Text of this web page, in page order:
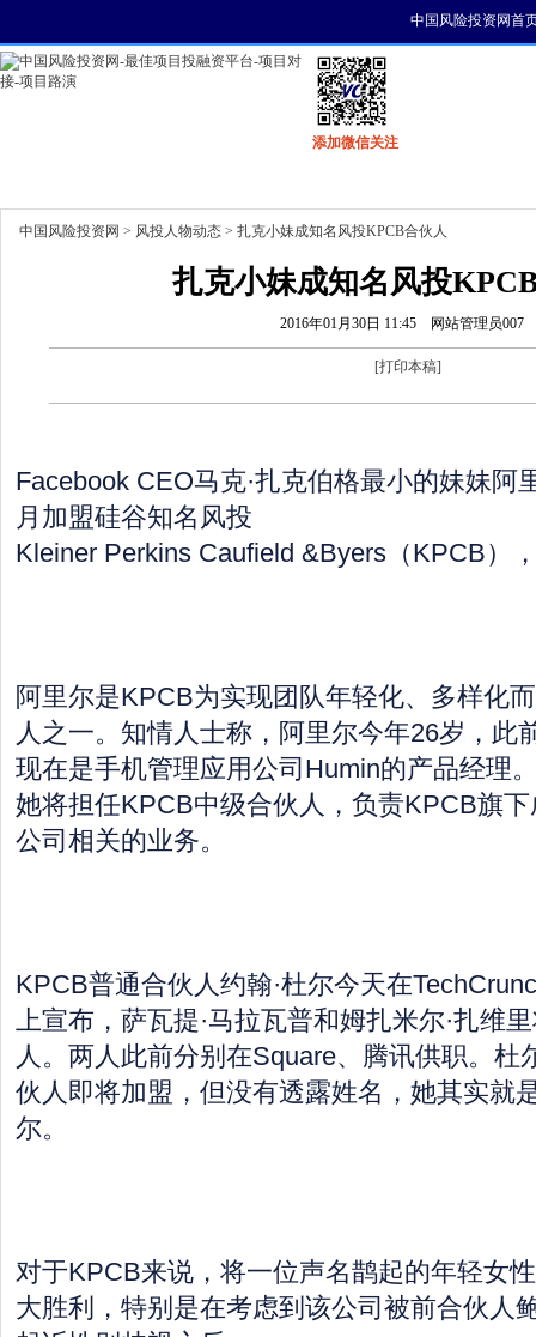
中国风险投资网首
添加微信关注
中国风险投资网 > 风投人物动态 > 扎克小妹成知名风投KPCB合伙人
扎克小妹成知名风投
2016年01月30日 11:45 网站管理员007
[打印本稿]
Facebook CEO马克·扎克伯格最小的妹妹阿
月加盟硅谷知名风投
Kleiner Perkins Caufield &Byers（KPCB）
阿里尔是KPCB为实现团队年轻化、多样化
人之一。知情人士称，阿里尔今年26岁，此
现在是手机管理应用公司Humin的产品经理
她将担任KPCB中级合伙人，负责KPCB旗
公司相关的业务。
KPCB普通合伙人约翰·杜尔今天在
上宣布，萨瓦提·马拉瓦普和姆扎米尔·扎维
人。两人此前分别在Square、腾讯供职。杜
伙人即将加盟，但没有透露姓名，她其实就
尔。
对于KPCB来说，将一位声名鹊起的年轻女
大胜利，特别是在考虑到该公司被前合伙人